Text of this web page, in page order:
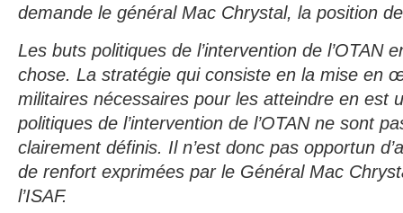
demande le général Mac Chrystal, la position
Les buts politiques de l’intervention de l’OTAN
chose. La stratégie qui consiste en la mise en
militaires nécessaires pour les atteindre en est
politiques de l’intervention de l’OTAN ne sont
clairement définis. Il n’est donc pas opportun
de renfort exprimées par le Général Mac
l’ISAF.